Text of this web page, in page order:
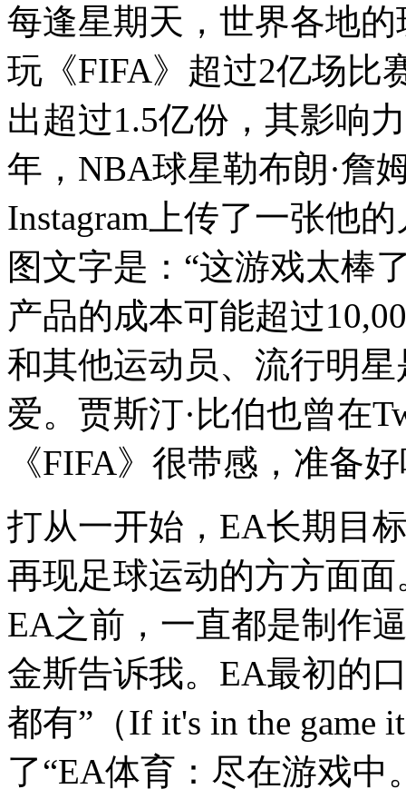
每逢星期天，世界各地
玩《FIFA》超过2亿场比
出超过1.5亿份，其影响
年，NBA球星勒布朗·詹
Instagram上传了一张他
图文字是：“这游戏太棒
产品的成本可能超过
和其他运动员、流行明
爱。贾斯汀·比伯也曾在
《FIFA》很带感，准备
打从一开始，EA长期目
再现足球运动的方方面
EA之前，一直都是制作
金斯告诉我。EA最初的
都有”（If it's in the game
了“EA体育：尽在游戏中